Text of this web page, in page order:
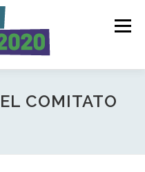
Menù
PREMI
COMITATO